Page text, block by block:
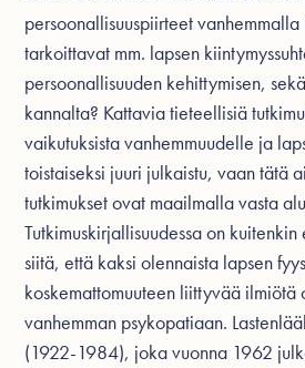
persoonallisuuspiirteet vanhemmalla
tarkoittavat mm. lapsen
persoonallisuuden kehittymisen,
kannalta? Kattavia tieteellisiä
vaikutuksista vanhemmuudelle ja
toistaiseksi juuri julkaistu, vaan tätä
tutkimukset ovat maailmalla vasta
Tutkimuskirjallisuudessa on
siitä, että kaksi olennaista lapsen
koskemattomuuteen liittyvää ilmiötä
vanhemman psykopatiaan.
(1922-1984), joka vuonna 1962